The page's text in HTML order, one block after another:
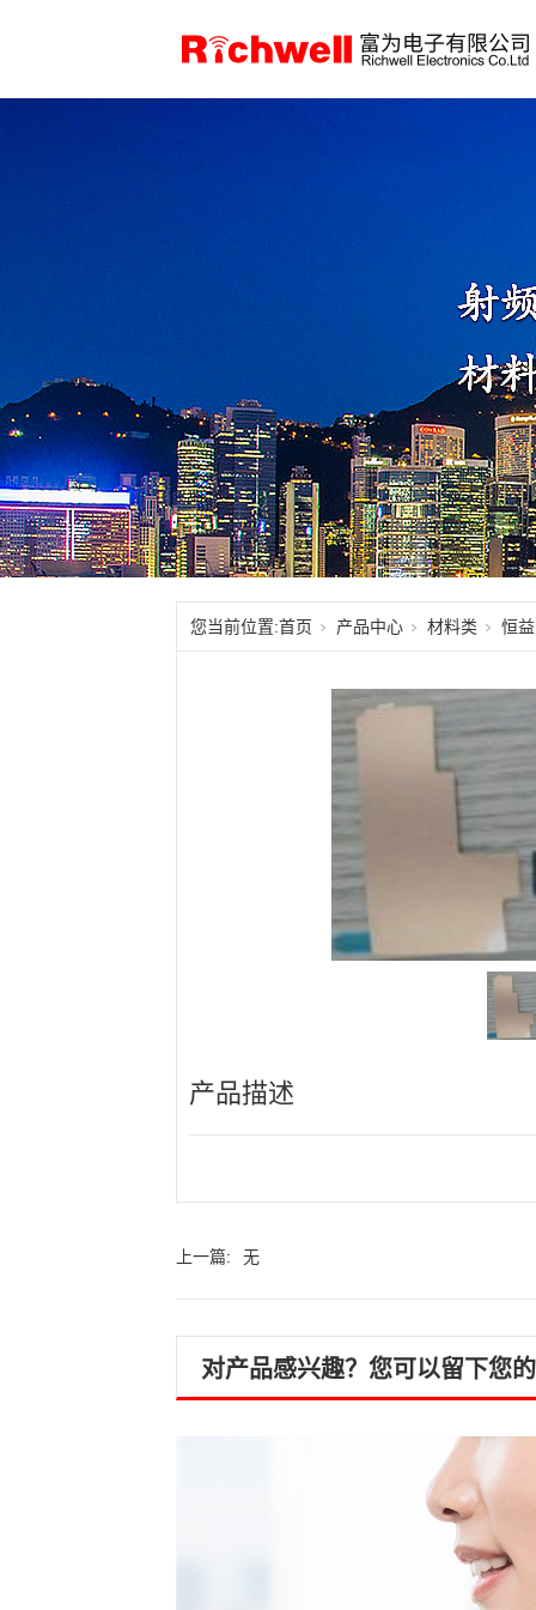
您当前位置:首页 产品中心 材料类 恒
产品描述
上一篇: 无
对产品感兴趣？您可以留下您